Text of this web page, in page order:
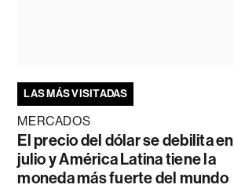
LAS MÁS VISITADAS
MERCADOS
El precio del dólar se debilita en
julio y América Latina tiene la
moneda más fuerte del mundo